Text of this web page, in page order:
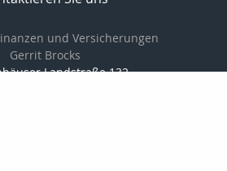
und Versicherungen
Gerrit Brocks
Landstraße 132